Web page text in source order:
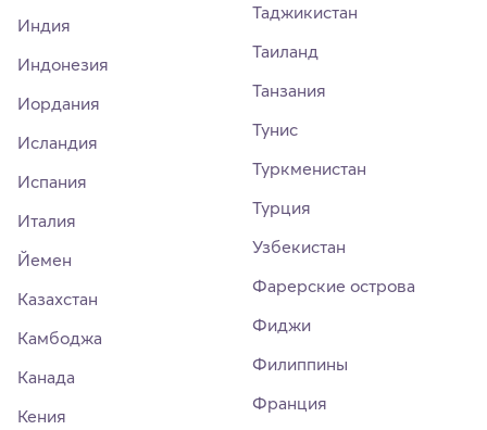
Индия
Индонезия
Иордания
Исландия
Испания
Италия
Йемен
Казахстан
Камбоджа
Канада
Кения
Таджикистан
Таиланд
Танзания
Тунис
Туркменистан
Турция
Узбекистан
Фарерские острова
Фиджи
Филиппины
Франция